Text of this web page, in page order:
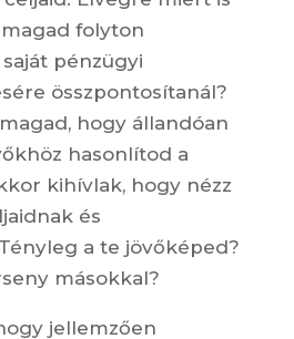
folyton
pénzügyi
összpontosítanál?
hogy állandóan
hasonlítod a
kihívlak, hogy nézz
és
a te jövőképed?
másokkal?
jellemzően